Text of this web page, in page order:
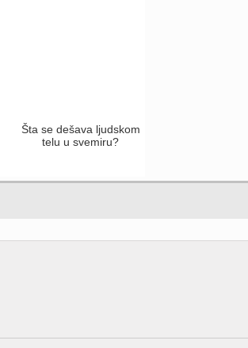
Šta se dešava ljudskom
telu u svemiru?